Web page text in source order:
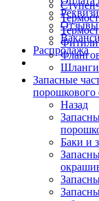
Отзывы
Распродажа
Запасные
Назад
Баки и